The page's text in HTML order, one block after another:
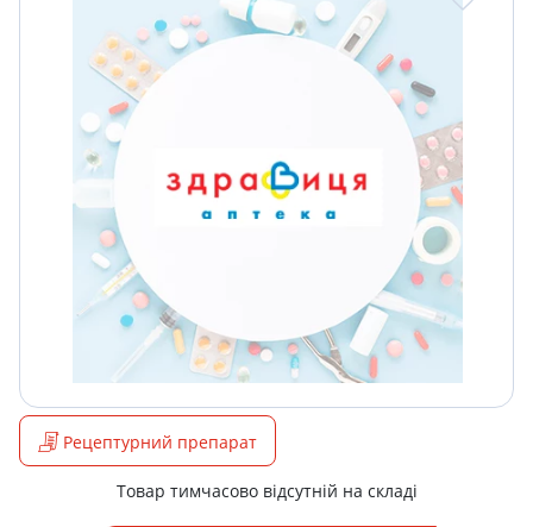
Рецептурний препарат
Товар тимчасово відсутній на складі